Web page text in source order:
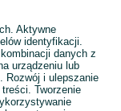
Aktywne
identyfikacji.
danych z
urządzeniu lub
Rozwój i ulepszanie
Tworzenie